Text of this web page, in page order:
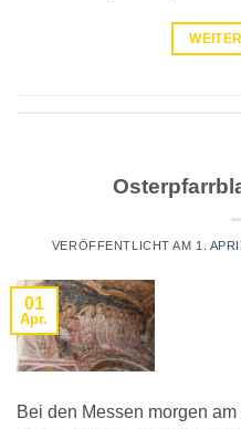
VERÖFFENTLICHT AM 1.
01
Apr.
Bei den Messen morgen